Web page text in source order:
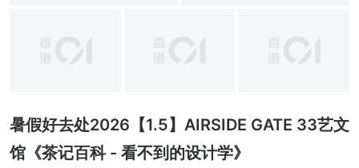
暑假好去处2026【1.5】AIRSIDE GATE 33艺文
馆《茶记百科 - 看不到的设计学》